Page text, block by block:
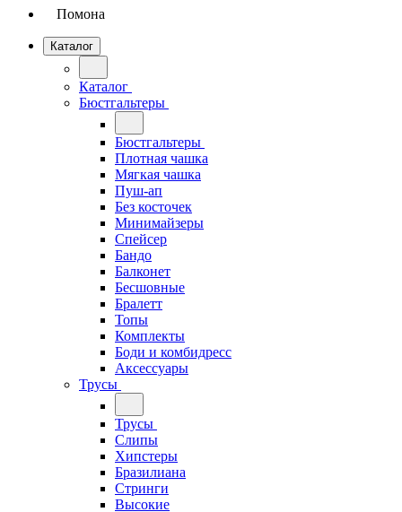
Помона
Каталог
Каталог
Бюстгальтеры
Бюстгальтеры
Плотная чашка
Мягкая чашка
Пуш-ап
Без косточек
Минимайзеры
Спейсер
Бандо
Балконет
Бесшовные
Бралетт
Топы
Комплекты
Боди и комбидресс
Аксессуары
Трусы
Трусы
Слипы
Хипстеры
Бразилиана
Стринги
Высокие